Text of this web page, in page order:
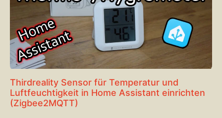
Thirdreality Sensor für Temperatur und
Luftfeuchtigkeit in Home Assistant einrichten
(Zigbee2MQTT)